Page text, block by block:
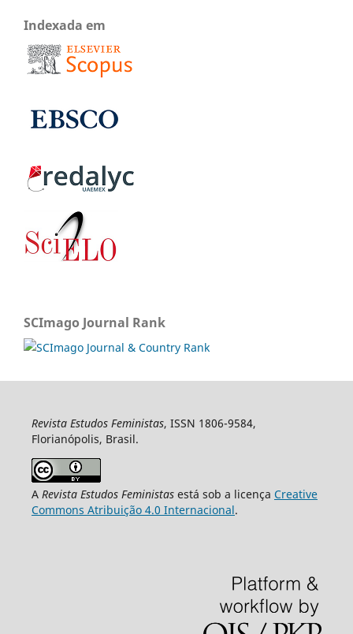
Indexada em
SCImago Journal Rank
Revista Estudos Feministas, ISSN 1806-9584,
Florianópolis, Brasil.
A Revista Estudos Feministasestá sob a licença Creative
Commons Atribuição 4.0 Internacional.